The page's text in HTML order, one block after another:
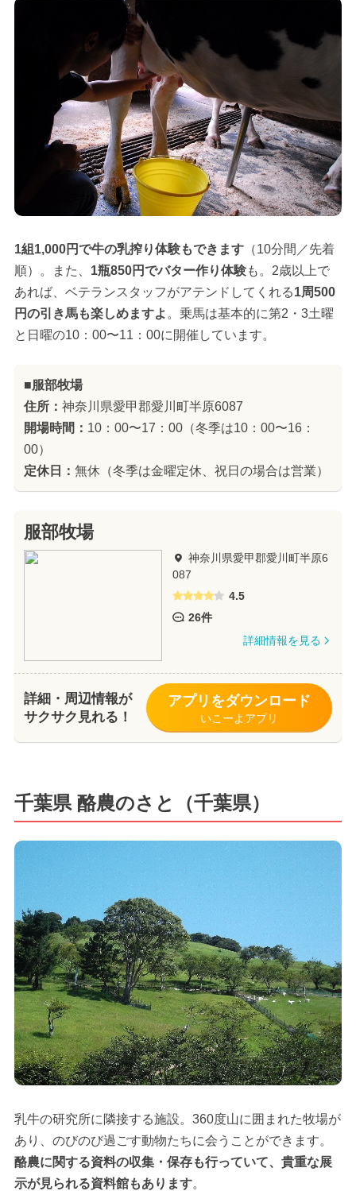
1組1,000円で牛の乳搾り体験もできます（10分間／先着
順）。また、 1瓶850円でバター作り体験も。2歳以上で
あれば、ベテランスタッフがアテンドしてくれる1周500
円の引き馬も楽しめますよ。乗馬は基本的に第2・3土曜
と日曜の10：00〜11：00に開催しています。
■服部牧場
住所： 神奈川県愛甲郡愛川町半原6087
開場時間： 10：00〜17：00（冬季は10：00〜16：
00）
定休日： 無休（冬季は金曜定休、祝日の場合は営業）
服部牧場
神奈川県愛甲郡愛川町半原6
087
4.5
26件
詳細情報を見る
詳細・周辺情報が
サクサク見れる！
アプリをダウンロード
いこーよアプリ
千葉県 酪農のさと（千葉県）
乳牛の研究所に隣接する施設。360度山に囲まれた牧場が
あり、のびのび過ごす動物たちに会うことができます。
酪農に関する資料の収集・保存も行っていて、貴重な展
示が見られる資料館もあります。